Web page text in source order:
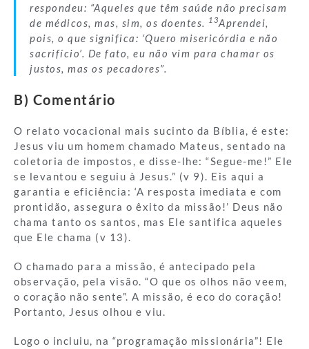
respondeu: “Aqueles que têm saúde não precisam
de médicos, mas, sim, os doentes.
13Aprendei,
pois, o que significa: ‘Quero misericórdia e não
sacrifício’. De fato, eu não vim para chamar os
justos, mas os pecadores”.
B) Comentário
O relato vocacional mais sucinto da Bíblia, é este:
Jesus viu um homem chamado Mateus, sentado na
coletoria de impostos, e disse-lhe: “Segue-me!” Ele
se levantou e seguiu à Jesus.” (v 9). Eis aqui a
garantia e eficiência: ‘A resposta imediata e com
prontidão, assegura o êxito da missão!’ Deus não
chama tanto os santos, mas Ele santifica aqueles
que Ele chama (v 13).
O chamado para a missão, é antecipado pela
observação, pela visão. “O que os olhos não veem,
o coração não sente”. A missão, é eco do coração!
Portanto, Jesus olhou e viu.
Logo o incluiu, na “programação missionária”! Ele